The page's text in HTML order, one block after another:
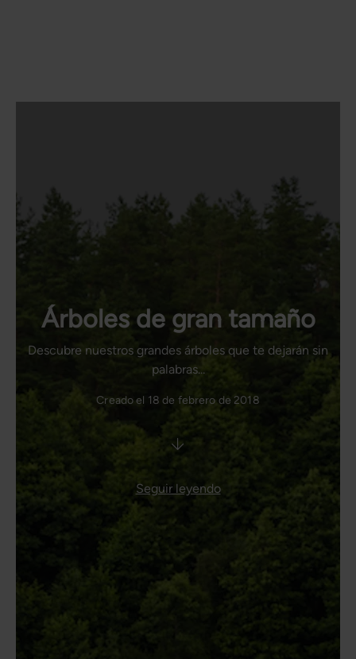
Árboles de gran tamaño
Descubre nuestros grandes árboles que te dejarán sin
palabras...
Creado el 18 de febrero de 2018
Seguir leyendo